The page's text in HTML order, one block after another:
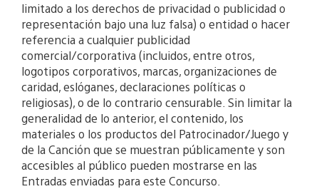
limitado a los derechos de privacidad o publicidad o
representación bajo una luz falsa) o entidad o hacer
referencia a cualquier publicidad
comercial/corporativa (incluidos, entre otros,
logotipos corporativos, marcas, organizaciones de
caridad, eslóganes, declaraciones políticas o
religiosas), o de lo contrario censurable. Sin limitar la
generalidad de lo anterior, el contenido, los
materiales o los productos del Patrocinador/Juego y
de la Canción que se muestran públicamente y son
accesibles al público pueden mostrarse en las
Entradas enviadas para este Concurso.